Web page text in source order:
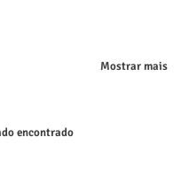
Mostrar mais
encontrado